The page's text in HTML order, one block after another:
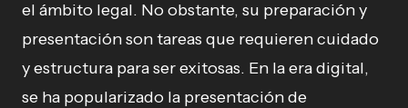
el ámbito legal. No obstante, su preparación y
presentación son tareas que requieren cuidado
y estructura para ser exitosas. En la era digital,
se ha popularizado la presentación de